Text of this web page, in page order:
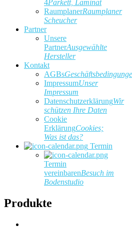
4Parkett, Laminat
RaumplanerRaumplaner
Scheucher
Partner
Unsere
PartnerAusgewählte
Hersteller
Kontakt
AGBs
ImpressumUnser
Impressum
DatenschutzerklärungWir
schützen Ihre Daten
Cookie
ErklärungCookies;
Was ist das?
Termin
Termin
vereinbarenBesuch im
Bodenstudio
Produkte